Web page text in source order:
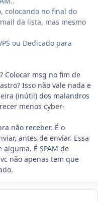
colocando no final do
da lista, mas mesmo
ou Dedicado para
Colocar msg no fim de
Isso não vale nada e
(inútil) dos malandros
menos cyber-
não receber. É o
antes de enviar. Essa
É SPAM de
não apenas tem que